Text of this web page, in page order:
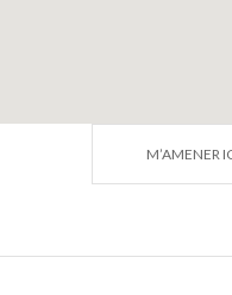
M’AMENER